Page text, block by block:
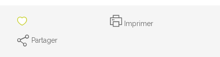
Imprimer
Partager